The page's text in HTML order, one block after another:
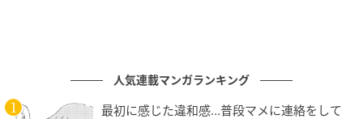
人気連載マンガランキング
最初に感じた違和感…普段マメに連絡をして